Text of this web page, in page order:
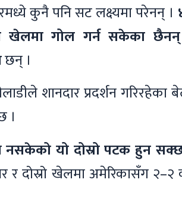
कुनै पनि सट लक्ष्यमा परेनन् ।
खेलमा गोल गर्न सकेका
छन् ।
शानदार प्रदर्शन गरिरहेका
।
नसकेको यो दोस्रो पटक हुन
दोस्रो खेलमा अमेरिकासँग २–२